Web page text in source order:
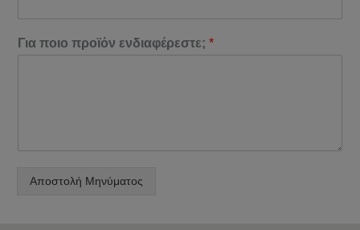
Για ποιο προϊόν ενδιαφέρεστε;*
Αποστολή Μηνύματος